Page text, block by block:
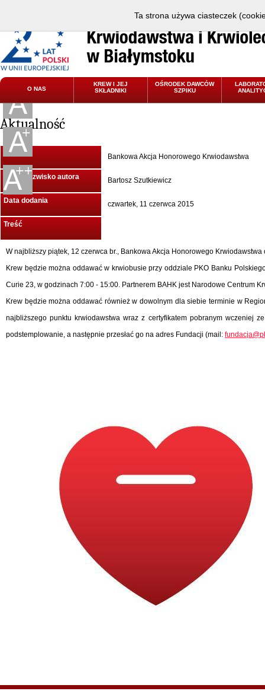
O NAS
KREW I JEJ
SKŁADNIKI
OŚRODEK DAWCÓW
SZPIKU
Aktualność
Tytuł Bankowa Akcja Honorowego Krwiodawstwa
Imię i Nazwisko autora Bartosz Szutkiewicz
Data dodania czwartek, 11 czerwca 2015
Treść
W najbliższy piątek, 12 czerwca br., Bankowa Akcja Honorowego
Krew będzie można oddawać w krwiobusie przy oddziale PKO Banku
Curie 23, w godzinach 7:00 - 15:00. Partnerem BAHK jest Narodowe Centrum
Krew będzie można oddawać również w dowolnym dla siebie terminie w
najbliższego punktu krwiodawstwa wraz z certyfikatem pobranym wczeniej
podstemplowanie, a następnie przesłać go na adres Fundacji (mail:
Ta strona używa ciasteczek